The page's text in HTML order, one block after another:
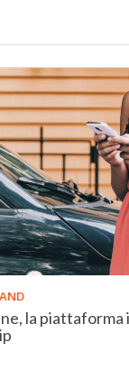
la piattaforma